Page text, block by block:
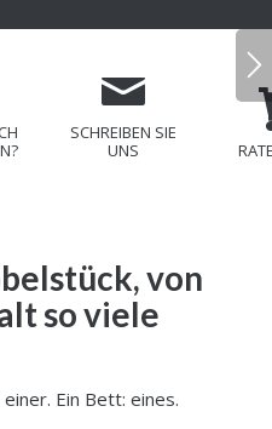
SCHREIBEN SIE
UNS
von
so viele
einer. Ein Bett: eines.